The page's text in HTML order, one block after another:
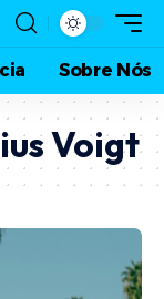
Sobre Nós
Voigt